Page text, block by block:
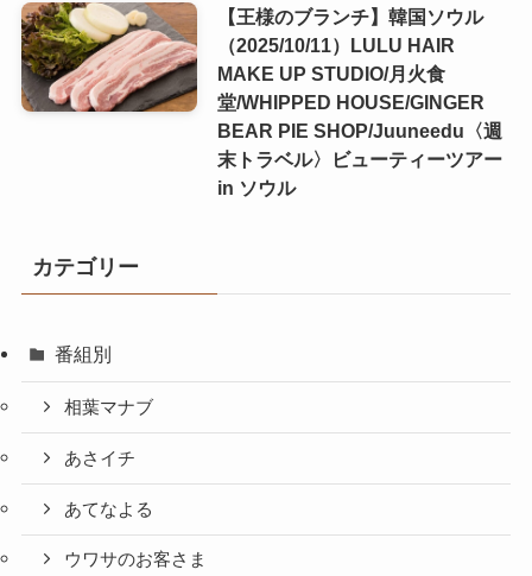
【王様のブランチ】韓国ソウル
（2025/10/11）LULU HAIR
MAKE UP STUDIO/月火食
堂/WHIPPED HOUSE/GINGER
BEAR PIE SHOP/Juuneedu〈週
末トラベル〉ビューティーツアー
in ソウル
カテゴリー
番組別
相葉マナブ
あさイチ
あてなよる
ウワサのお客さま